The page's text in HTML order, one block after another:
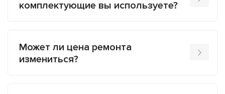
комплектующие вы используете?
Может ли цена ремонта
измениться?